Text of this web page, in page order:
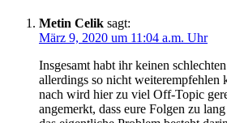
Metin Celik sagt:
März 9, 2020 um 11:04 a.m. Uhr
Insgesamt habt ihr keinen
allerdings so nicht weiterempfehlen
nach wird hier zu viel Off-Topic
angemerkt, dass eure Folgen zu